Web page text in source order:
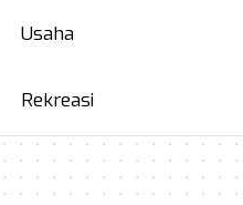
Usaha
Rekreasi